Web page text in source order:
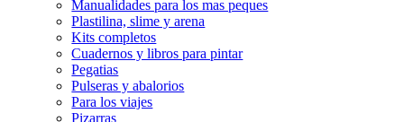
Manualidades para los mas peques
Plastilina, slime y arena
Kits completos
Cuadernos y libros para pintar
Pegatias
Pulseras y abalorios
Para los viajes
Pizarras